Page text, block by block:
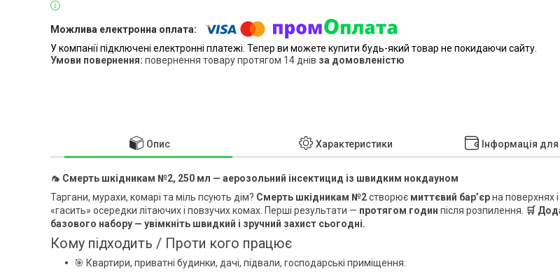
У компанії підключені електронні платежі. Тепер ви можете купити будь-який товар не покидаючи сайту.
повернення товару протягом 14 днів за домовленістю
Опис Характеристики Інформація
🦟 Смерть шкідникам №2, 250 мл — аерозольний інсектицид із швидким нокдауном
Таргани, мурахи, комарі та міль псують дім? Смерть шкідникам №2створює миттєвий бар’єрна поверхнях
«гасить» осередки літаючих і повзучих комах. Перші результати — протягом годин після розпилення. 🛒
базового набору — увімкніть швидкий і зручний захист сьогодні.
Кому підходить / Проти кого працює
🎯 Квартири, приватні будинки, дачі, підвали, господарські приміщення.